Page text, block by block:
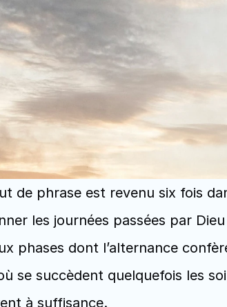
de phrase est revenu six fois
les journées passées par
phases dont l’alternance
se succèdent quelquefois les
à suffisance.